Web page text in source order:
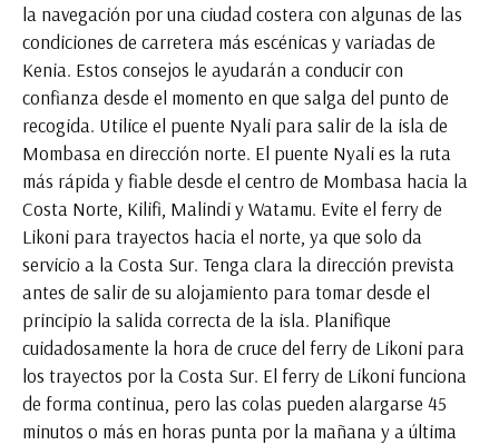
la navegación por una ciudad costera con algunas de las
condiciones de carretera más escénicas y variadas de
Kenia. Estos consejos le ayudarán a conducir con
confianza desde el momento en que salga del punto de
recogida. Utilice el puente Nyali para salir de la isla de
Mombasa en dirección norte. El puente Nyali es la ruta
más rápida y fiable desde el centro de Mombasa hacia la
Costa Norte, Kilifi, Malindi y Watamu. Evite el ferry de
Likoni para trayectos hacia el norte, ya que solo da
servicio a la Costa Sur. Tenga clara la dirección prevista
antes de salir de su alojamiento para tomar desde el
principio la salida correcta de la isla. Planifique
cuidadosamente la hora de cruce del ferry de Likoni para
los trayectos por la Costa Sur. El ferry de Likoni funciona
de forma continua, pero las colas pueden alargarse 45
minutos o más en horas punta por la mañana y a última